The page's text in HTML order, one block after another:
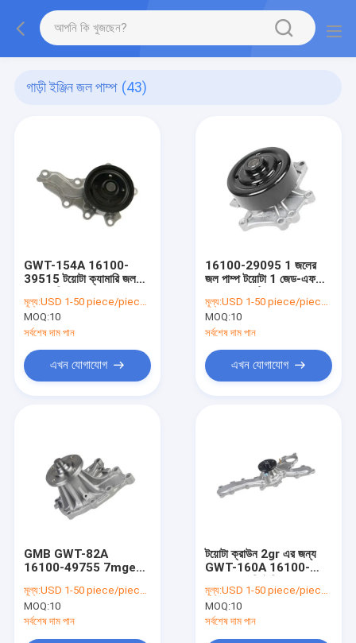
গাড়ী ইঞ্জিন জল পাম্প (43)
GWT-154A 16100-
39515 টয়োটা ক্যামারি জল
মূল্য:USD 1-50 piece/pieces
MOQ:10
সর্বশেষ দাম পান
এখন যোগাযোগ
16100-29095 1 জলের
জল পাম্প টয়োটা 1 জেড-এফ
মূল্য:USD 1-50 piece/pieces
MOQ:10
সর্বশেষ দাম পান
এখন যোগাযোগ
GMB GWT-82A
16100-49755 7mge
মূল্য:USD 1-50 piece/pieces
MOQ:10
সর্বশেষ দাম পান
টয়োটা ক্রাউন 2gr এর জন্য
GWT-160A 16100-
মূল্য:USD 1-50 piece/pieces
MOQ:10
সর্বশেষ দাম পান